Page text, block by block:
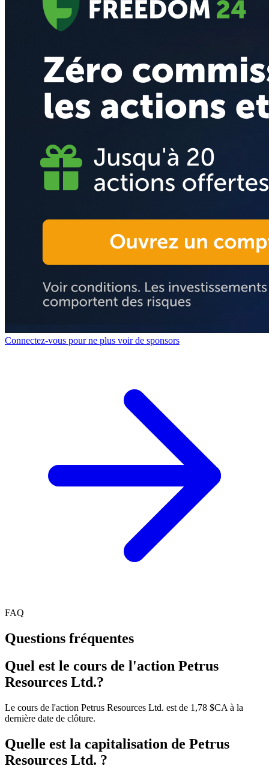
Connectez-vous pour ne plus voir de sponsors
FAQ
Questions fréquentes
Quel est le cours de l'action Petrus
Resources Ltd.?
Le cours de l'action Petrus Resources Ltd. est de 1,78 $CA à la
dernière date de clôture.
Quelle est la capitalisation de Petrus
Resources Ltd. ?